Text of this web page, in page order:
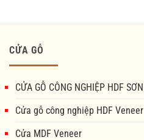
CỬA GỖ
CỬA GỖ CÔNG NGHIỆP HDF SƠN
Cửa gỗ công nghiệp HDF Veneer
Cửa MDF Veneer